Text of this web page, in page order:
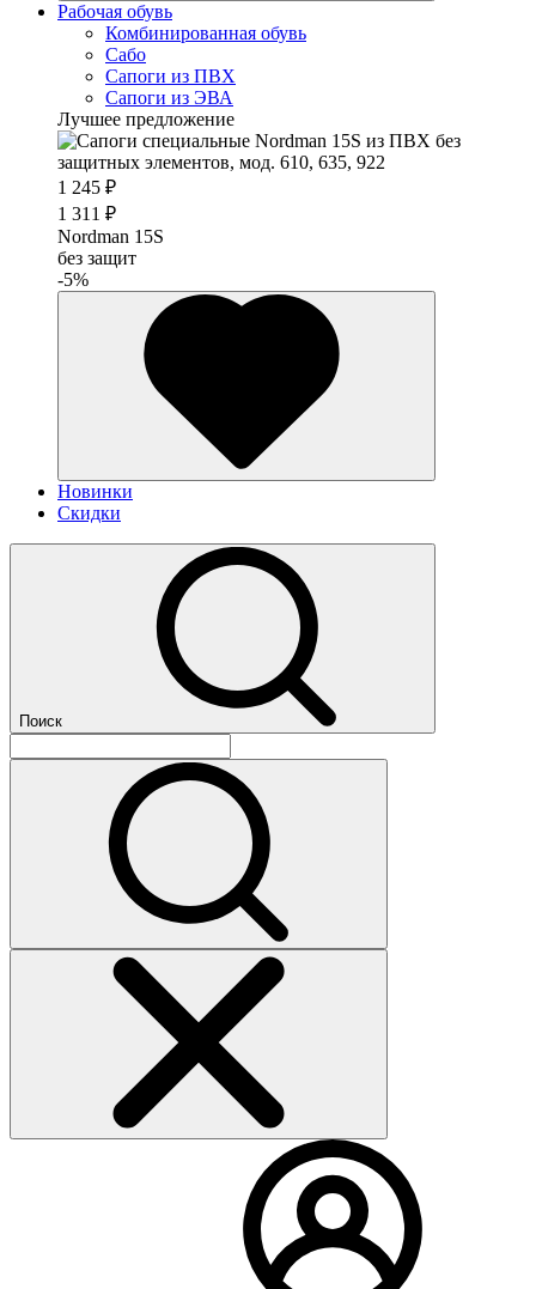
Рабочая обувь
Комбинированная обувь
Сабо
Сапоги из ПВХ
Сапоги из ЭВА
Лучшее предложение
1 245 ₽
1 311 ₽
Nordman 15S
без защит
-5%
Новинки
Скидки
Поиск